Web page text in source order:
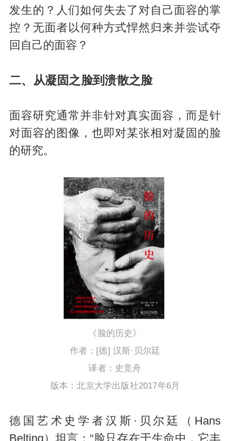
发生的？人们如何失去了对自己面容的掌
控？无面者以何种方式悍然归来并尝试夺
回自己的面容？
二、从凝固之脸到溃散之脸
面容研究通常并非针对真实面容，而是针
对面容的图像，也即对某张相对凝固的脸
的研究。
《脸的历史》
作者：[德] 汉斯·贝尔廷
译者：史竞舟
版本：北京大学出版社2017年6月
德国艺术史学者汉斯·贝尔廷（Hans
Belting）坦言：“脸只存在于生命中，它丰